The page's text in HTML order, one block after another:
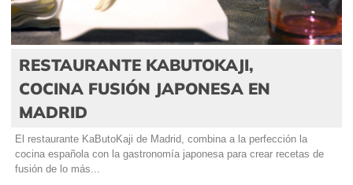
RESTAURANTE KABUTOKAJI,
COCINA FUSIÓN JAPONESA EN
MADRID
El restaurante KaButoKaji de Madrid, combina a la perfección la
cocina española con la gastronomía japonesa para crear recetas de
fusión de lo más...